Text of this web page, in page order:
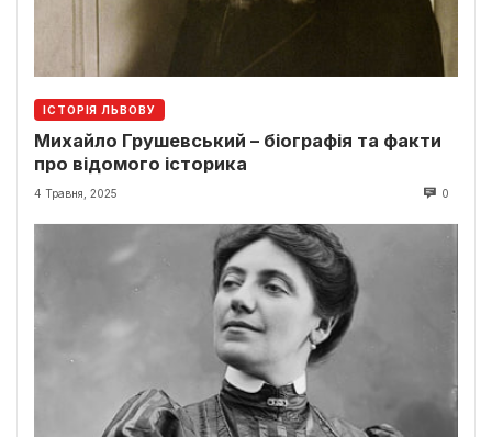
ІСТОРІЯ ЛЬВОВУ
Михайло Грушевський – біографія та факти
про відомого історика
4 Травня, 2025 0